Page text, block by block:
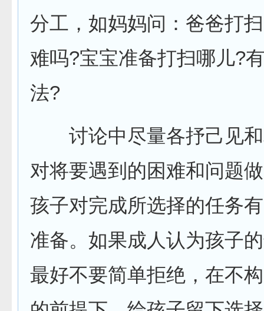
分工，如妈妈问：爸爸打
难吗?宝宝准备打扫哪儿?
法?
讨论中尽量各抒己见和
对将要遇到的困难和问题
孩子对完成所选择的任务
准备。如果成人认为孩子
最好不要简单拒绝，在不